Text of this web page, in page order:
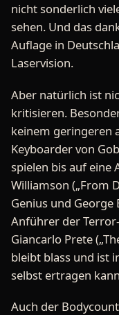
nicht sonderlich
sehen. Und das
Auflage in
Laservision.
Aber natürlich ist
kritisieren.
keinem geringeren
Keyboarder von
spielen bis auf eine
Williamson („From
Genius und George
Anführer der
Giancarlo Prete
bleibt blass und ist
selbst ertragen
Auch der